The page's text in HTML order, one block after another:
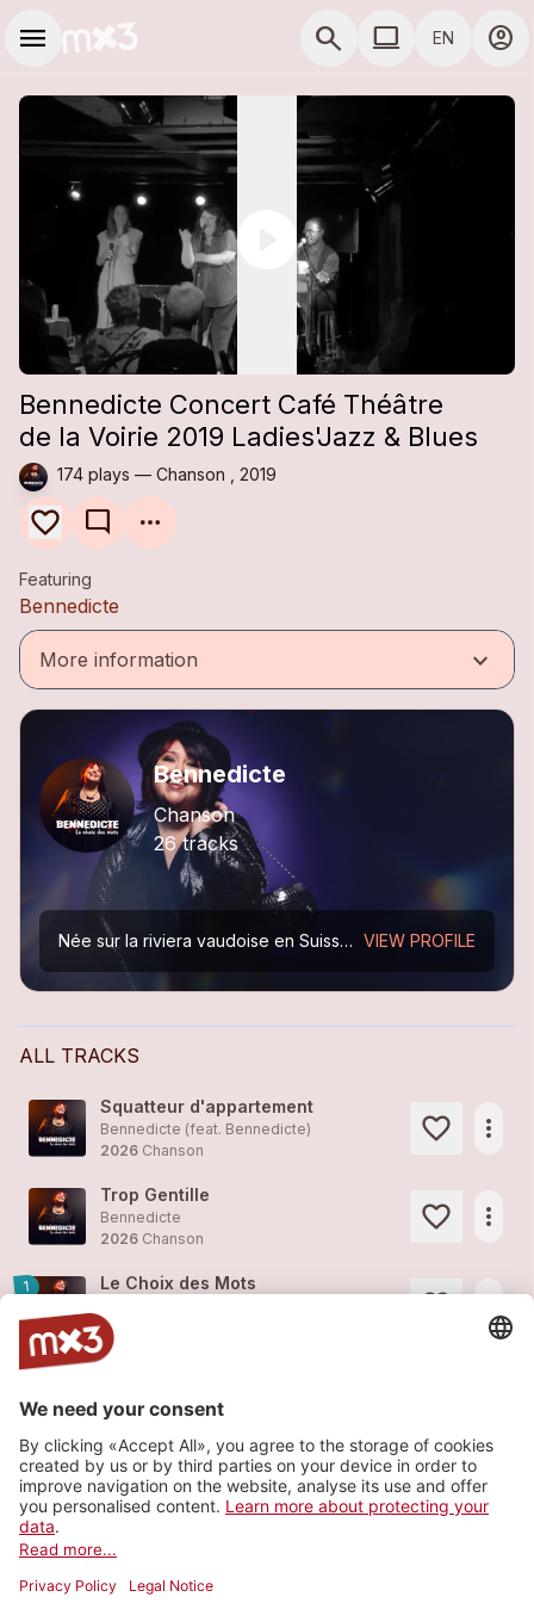
menu search COMPUTER USE
computer EN account_circle
Bennedicte Concert Café Théâtre
de la Voirie 2019 Ladies'Jazz & Blues
174 plays — Chanson , 2019
mode_comment
Featuring
Bennedicte
More information keyboard_arrow_down
Bennedicte
Chanson
26 tracks
Née sur la riviera vaudoise en Suisse, Bennedicte est fière de ses origines belges. VIEW PROFILE
ALL TRACKS
Squatteur d'appartement
Bennedicte (feat. Bennedicte)
2026 Chanson
more_horiz
Trop Gentille
Bennedicte
2026 Chanson
more_horiz
1 Le Choix des Mots
2026
2025Chanson
1 L'indésirable
Bennedicte
2025Chanson
more_horiz
Add to a playlist close
Share close
Share
Embed